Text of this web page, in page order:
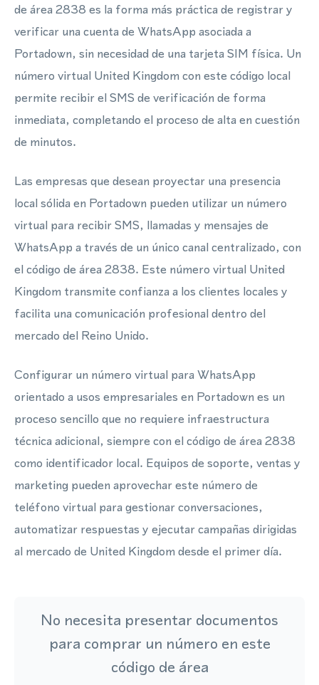
de área 2838 es la forma más práctica de registrar y
verificar una cuenta de WhatsApp asociada a
Portadown, sin necesidad de una tarjeta SIM física. Un
número virtual United Kingdom con este código local
permite recibir el SMS de verificación de forma
inmediata, completando el proceso de alta en cuestión
de minutos.
Las empresas que desean proyectar una presencia
local sólida en Portadown pueden utilizar un número
virtual para recibir SMS, llamadas y mensajes de
WhatsApp a través de un único canal centralizado, con
el código de área 2838. Este número virtual United
Kingdom transmite confianza a los clientes locales y
facilita una comunicación profesional dentro del
mercado del Reino Unido.
Configurar un número virtual para WhatsApp
orientado a usos empresariales en Portadown es un
proceso sencillo que no requiere infraestructura
técnica adicional, siempre con el código de área 2838
como identificador local. Equipos de soporte, ventas y
marketing pueden aprovechar este número de
teléfono virtual para gestionar conversaciones,
automatizar respuestas y ejecutar campañas dirigidas
al mercado de United Kingdom desde el primer día.
No necesita presentar documentos
para comprar un número en este
código de área